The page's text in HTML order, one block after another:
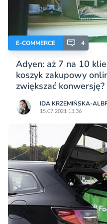
E-COMMERCE 4
Adyen: aż 7 na 10
koszyk zakupowy
zwiększać konwersję?
IDA KRZEMIŃSKA-
15.07.2021 13:36